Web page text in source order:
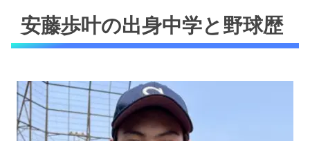
安藤歩叶の出身中学と野球歴